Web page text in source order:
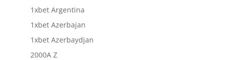
1xbet Argentina
1xbet Azerbajan
1xbet Azerbaydjan
2000A Z